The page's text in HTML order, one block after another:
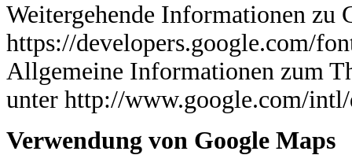
Weitergehende Informationen zu
https://developers.google.com/
Allgemeine Informationen zum
unter http://www.google.com/
Verwendung von Google Maps